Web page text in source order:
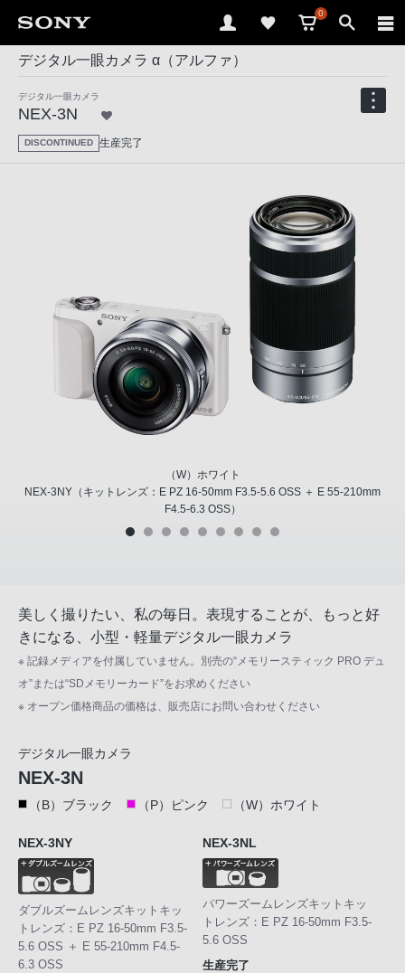
0
デジタル一眼カメラ α（アルファ）
デジタル一眼カメラ
NEX-3N
DISCONTINUED 生産完了
（W）ホワイト
NEX-3NY（キットレンズ：E PZ 16-50mm F3.5-5.6 OSS ＋ E 55-210mm
F4.5-6.3 OSS）
美しく撮りたい、私の毎日。表現することが、もっと好
きになる、小型・軽量デジタル一眼カメラ
※ 記録メディアを付属していません。別売の“メモリースティック PRO デュ
オ”または“SDメモリーカード”をお求めください
※ オープン価格商品の価格は、販売店にお問い合わせください
デジタル一眼カメラ
NEX-3N
（B）ブラック （P）ピンク （W）ホワイト
NEX-3NY
ダブルズームレンズキットキッ
トレンズ：E PZ 16-50mm F3.5-
5.6 OSS ＋ E 55-210mm F4.5-
6.3 OSS
NEX-3NL
パワーズームレンズキットキッ
トレンズ：E PZ 16-50mm F3.5-
5.6 OSS
生産完了